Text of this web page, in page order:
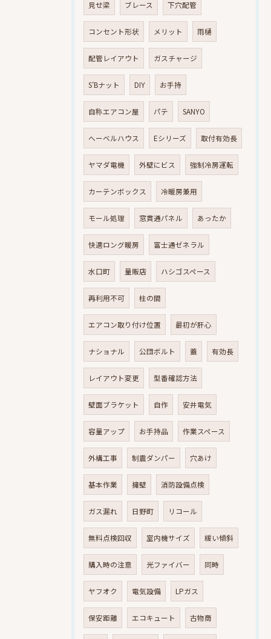
見せ梁 ブレース 下穴配管
コンセント形状 メリット 雨樋
配管レイアウト ガスチャージ
S’Bナット DIY お手持
自称エアコン屋 パテ SANYO
へーベルハウス Eシリーズ 取付有効長
ヤマダ電機 外壁にビス 強制冷房運転
カーテンボックス 冷暖房兼用
モール処理 窓貫通パネル あったか
快適ロング暖房 富士通ゼネラル
水口町 量販店 ハシゴスペース
再利用不可 柱の間
エアコン取り付け位置 最初が肝心
ナショナル 公団ボルト 蓋 有効長
レイアウト変更 型番確認方法
壁面ブラケット 自作 安井電気
容量アップ お手持品 作業スペース
外構工事 制震ダンパー 穴あけ
基本作業 擁壁 消防設備点検
ガス漏れ 日野町 リコール
無料点検回収 室内機サイズ 緩い傾斜
購入時の注意 光ファイバー 同時
ヤフオク 電気設備 LPガス
保安距離 エコキュート 古物商